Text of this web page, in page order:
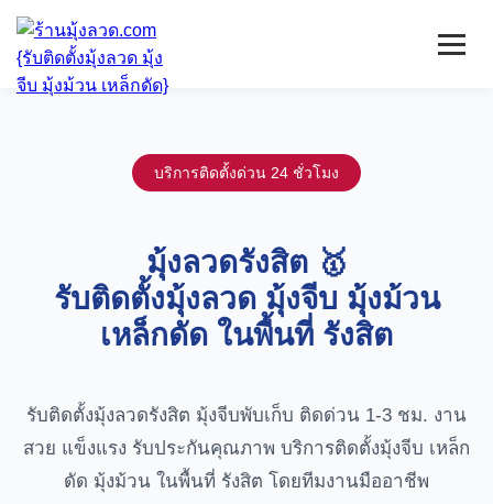
มุ้งลวดจีบ
เหล็กดัด
บริการ/พื้นที่ติดตั้ง
บทความ
ติดต่อเรา
บริการติดตั้งด่วน 24 ชั่วโมง
มุ้งลวดรังสิต 🥇
รับติดตั้งมุ้งลวด มุ้งจีบ มุ้งม้วน
เหล็กดัด ในพื้นที่ รังสิต
รับติดตั้งมุ้งลวดรังสิต มุ้งจีบพับเก็บ ติดด่วน 1-3 ชม. งาน
สวย แข็งแรง รับประกันคุณภาพ บริการติดตั้งมุ้งจีบ เหล็ก
ดัด มุ้งม้วน ในพื้นที่ รังสิต โดยทีมงานมืออาชีพ